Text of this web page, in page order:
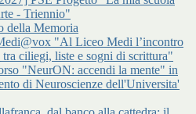
- Triennio"
della Memoria
"Al Liceo Medi l’incontro
tra ciliegi, liste e sogni di scrittura"
"NeurON: accendi la mente" in
di Neuroscienze dell'Universita'